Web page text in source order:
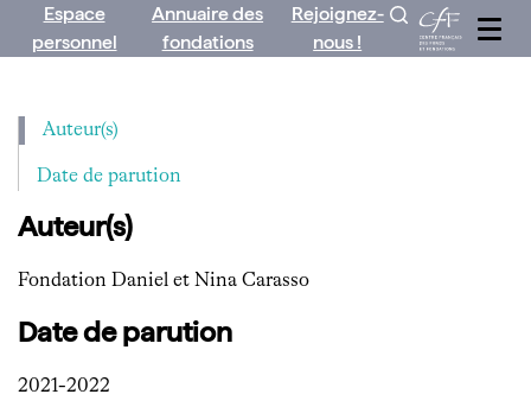
Espace
personnel
Annuaire des
fondations
Rejoignez-
nous !
Auteur(s)
Date de parution
Auteur(s)
Fondation Daniel et Nina Carasso
Date de parution
2021-2022